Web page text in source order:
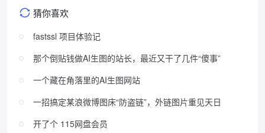
猜你喜欢
fastssl 项目体验记
那个倒贴钱做AI生图的站长，最近又干了几件“傻事”
一个藏在角落里的AI生图网站
一招搞定某浪微博图床“防盗链”，外链图片重见天日
开了个 115网盘会员